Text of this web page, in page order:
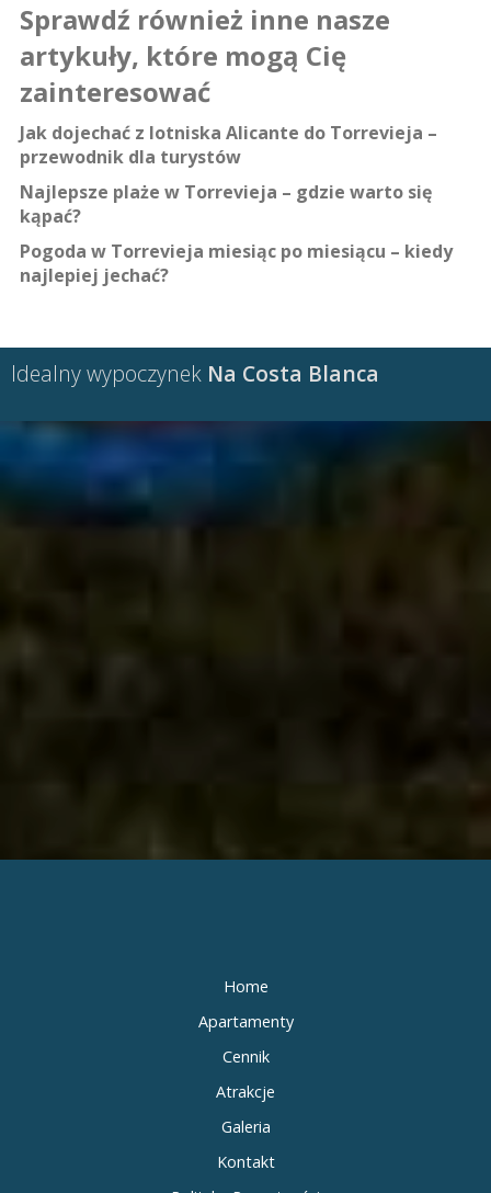
Sprawdź również inne nasze
artykuły, które mogą Cię
zainteresować
Jak dojechać z lotniska Alicante do Torrevieja –
przewodnik dla turystów
Najlepsze plaże w Torrevieja – gdzie warto się
kąpać?
Pogoda w Torrevieja miesiąc po miesiącu – kiedy
najlepiej jechać?
Idealny wypoczynek Na Costa Blanca
Home
Apartamenty
Cennik
Atrakcje
Galeria
Kontakt